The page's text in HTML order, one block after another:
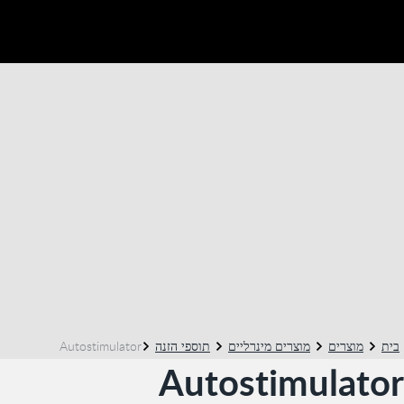
בית מוצרים מוצרים מינרליים תוספי הזנה Autostimulator
Autostimulator